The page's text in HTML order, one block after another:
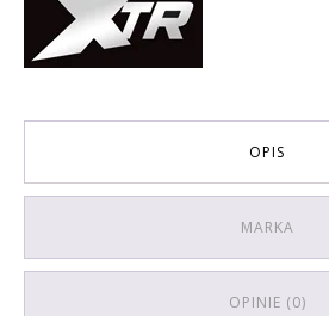
START
rozruch
CZARNO-
NIEBIESKI
OPIS
MARKA
OPINIE (0)